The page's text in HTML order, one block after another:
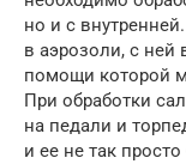
но и с
в аэрозоли, с ней
помощи которой
При обработки
на педали и
и ее не так